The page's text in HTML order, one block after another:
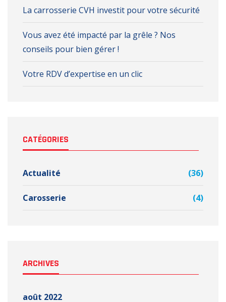
La carrosserie CVH investit pour votre sécurité
Vous avez été impacté par la grêle ? Nos
conseils pour bien gérer !
Votre RDV d’expertise en un clic
CATÉGORIES
Actualité (36)
Carosserie (4)
ARCHIVES
août 2022